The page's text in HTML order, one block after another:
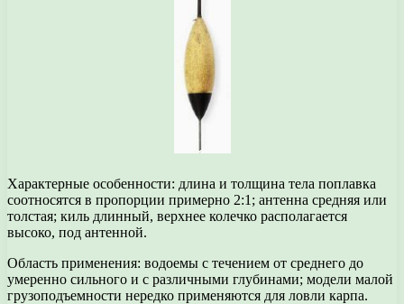
Характерные особенности: длина и толщина тела поплавка
соотносятся в пропорции примерно 2:1; антенна средняя или
толстая; киль длинный, верхнее колечко располагается
высоко, под антенной.
Область применения: водоемы с течением от среднего до
умеренно сильного и с различными глубинами; модели малой
грузоподъемности нередко применяются для ловли карпа.